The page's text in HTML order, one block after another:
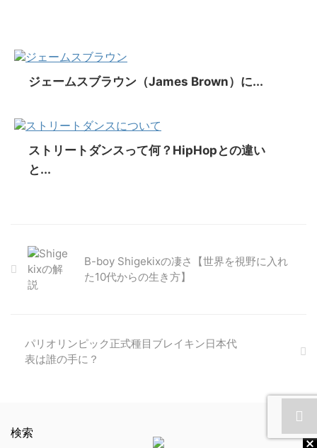
ジェームスブラウン（James Brown）に...
ストリートダンスって何？HipHopとの違い
と...
B-boy Shigekixの凄さ【世界を視野に入れ
た10代からの生き方】
パリオリンピック正式種目ブレイキン日本代
表は誰の手に？
検索